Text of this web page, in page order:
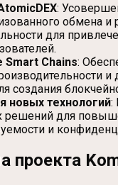
:
обмена и
для
Smart Chains:
создания
новых технологий:
решений для
и
проекта